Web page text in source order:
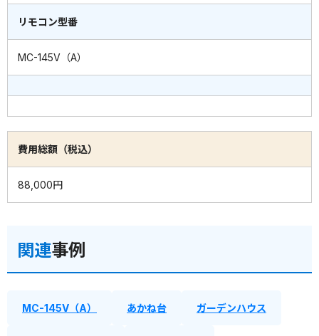
リモコン型番
MC-145V（A）
費用総額（税込）
88,000円
関連事例
MC-145V（A） あかね台 ガーデンハウス